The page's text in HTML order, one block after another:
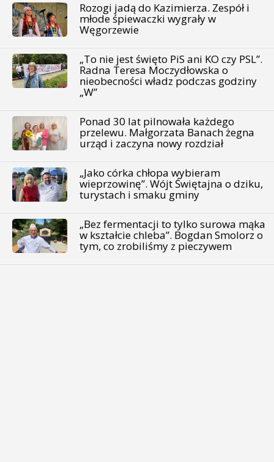
Rozogi jadą do Kazimierza. Zespół i
młode śpiewaczki wygrały w
Węgorzewie
„To nie jest święto PiS ani KO czy PSL”.
Radna Teresa Moczydłowska o
nieobecności władz podczas godziny
„W”
Ponad 30 lat pilnowała każdego
przelewu. Małgorzata Banach żegna
urząd i zaczyna nowy rozdział
„Jako córka chłopa wybieram
wieprzowinę”. Wójt Świętajna o dziku,
turystach i smaku gminy
„Bez fermentacji to tylko surowa mąka
w kształcie chleba”. Bogdan Smolorz o
tym, co zrobiliśmy z pieczywem